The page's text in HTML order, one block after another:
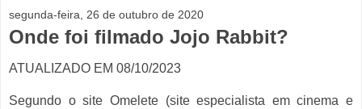
segunda-feira, 26 de outubro de 2020
Onde foi filmado Jojo Rabbit?
ATUALIZADO EM 08/10/2023
Segundo o site Omelete (site especialista em cinema e